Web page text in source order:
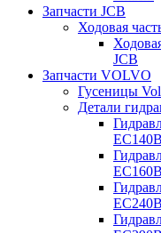
Запчасти JCB
Ходовая
JCB
Запчасти VOLVO
Гусеницы
Детали